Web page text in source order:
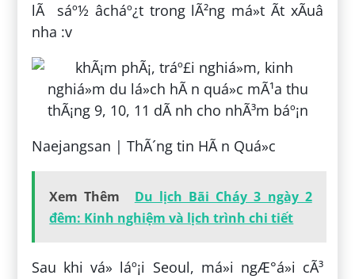
lÃ sáº½ âcháº¿t trong lÃ²ng má»t Ã­t xÃ­uâ
nha :v
Naejangsan | ThÃ´ng tin HÃ n Quá»c
Xem Thêm
Du lịch Bãi Cháy 3 ngày 2
đêm: Kinh nghiệm và lịch trình chi tiết
Sau khi vá» láº¡i Seoul, má»i ngÆ°á»i cÃ³